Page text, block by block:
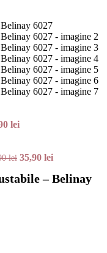
lei
lei 35,90 lei
– Belinay